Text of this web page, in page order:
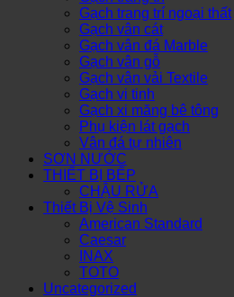
Gạch trang trí ngoại thất
Gạch vân cát
Gạch vân đá Marble
Gạch vân gỗ
Gạch vân vải Textile
Gạch vi tinh
Gạch xi măng bê tông
Phụ kiện lát gạch
Vân đá tự nhiên
SƠN NƯỚC
THIẾT BỊ BẾP
CHẬU RỬA
Thiết Bị Vệ Sinh
American Standard
Caesar
INAX
TOTO
Uncategorized